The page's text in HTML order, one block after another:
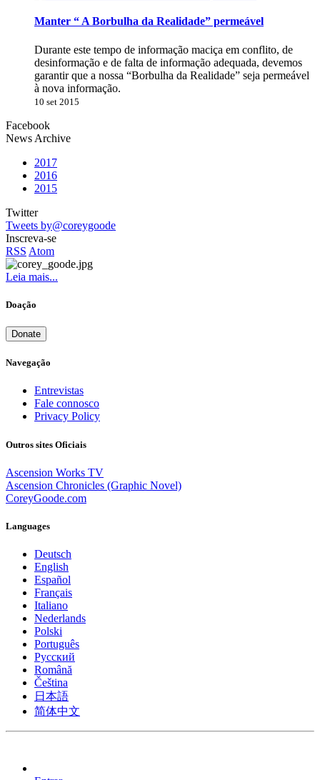
Manter “ A Borbulha da Realidade” permeável
Durante este tempo de informação maciça em conflito, de
desinformação e de falta de informação adequada, devemos
garantir que a nossa “Borbulha da Realidade” seja permeável
à nova informação.
10 set 2015
Facebook
News Archive
2017
2016
2015
Twitter
Tweets by@coreygoode
Inscreva-se
RSS Atom
Leia mais...
Doação
Donate
Navegação
Entrevistas
Fale connosco
Privacy Policy
Outros sites Oficiais
Ascension Works TV
Ascension Chronicles (Graphic Novel)
CoreyGoode.com
Languages
Deutsch
English
Español
Français
Italiano
Nederlands
Polski
Português
Pусский
Română
Čeština
日本語
简体中文